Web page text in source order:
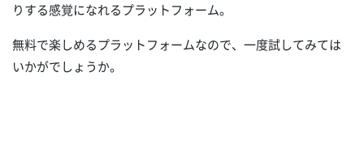
りする感覚になれるプラットフォーム。
無料で楽しめるプラットフォームなので、一度試してみては
いかがでしょうか。